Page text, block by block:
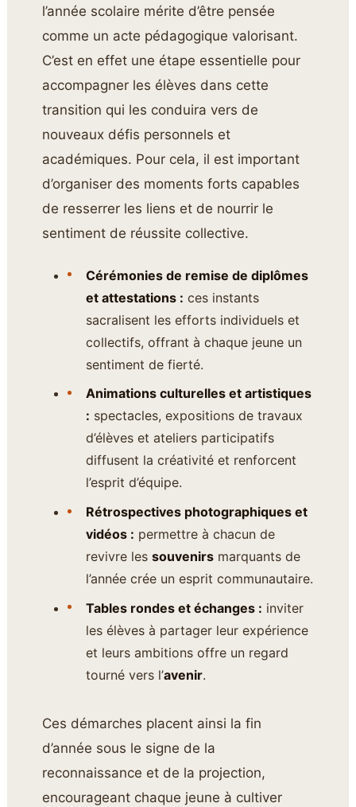
l’année scolaire mérite d’être pensée
comme un acte pédagogique valorisant.
C’est en effet une étape essentielle pour
accompagner les élèves dans cette
transition qui les conduira vers de
nouveaux défis personnels et
académiques. Pour cela, il est important
d’organiser des moments forts capables
de resserrer les liens et de nourrir le
sentiment de réussite collective.
Cérémonies de remise de diplômes
et attestations : ces instants
sacralisent les efforts individuels et
collectifs, offrant à chaque jeune un
sentiment de fierté.
Animations culturelles et artistiques
: spectacles, expositions de travaux
d’élèves et ateliers participatifs
diffusent la créativité et renforcent
l’esprit d’équipe.
Rétrospectives photographiques et
vidéos : permettre à chacun de
revivre les souvenirsmarquants de
l’année crée un esprit communautaire.
Tables rondes et échanges : inviter
les élèves à partager leur expérience
et leurs ambitions offre un regard
tourné vers l’avenir.
Ces démarches placent ainsi la fin
d’année sous le signe de la
reconnaissance et de la projection,
encourageant chaque jeune à cultiver